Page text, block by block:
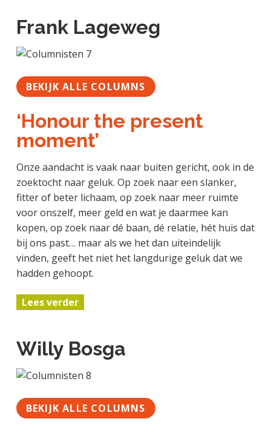
Frank Lageweg
BEKIJK ALLE COLUMNS
‘Honour the present
moment’
Onze aandacht is vaak naar buiten gericht, ook in de
zoektocht naar geluk. Op zoek naar een slanker,
fitter of beter lichaam, op zoek naar meer ruimte
voor onszelf, meer geld en wat je daarmee kan
kopen, op zoek naar dé baan, dé relatie, hét huis dat
bij ons past… maar als we het dan uiteindelijk
vinden, geeft het niet het langdurige geluk dat we
hadden gehoopt.
Lees verder
Willy Bosga
BEKIJK ALLE COLUMNS